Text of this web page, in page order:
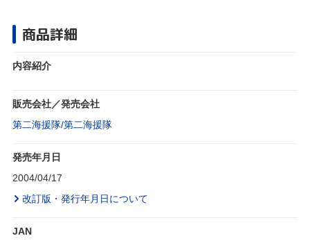
商品詳細
内容紹介
販売会社／発売会社
第二海援隊/第二海援隊
発売年月日
2004/04/17
改訂版・発行年月日について
JAN